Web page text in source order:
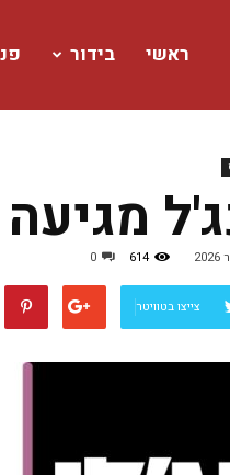
www.rishon4u.co.il
ראשי בידור
מגיעה
614
0
צייצו בטוויטר